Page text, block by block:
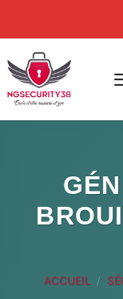
content
ACCUEIL /